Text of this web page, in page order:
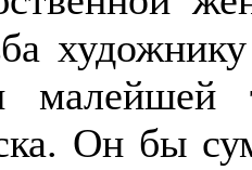
Он бы